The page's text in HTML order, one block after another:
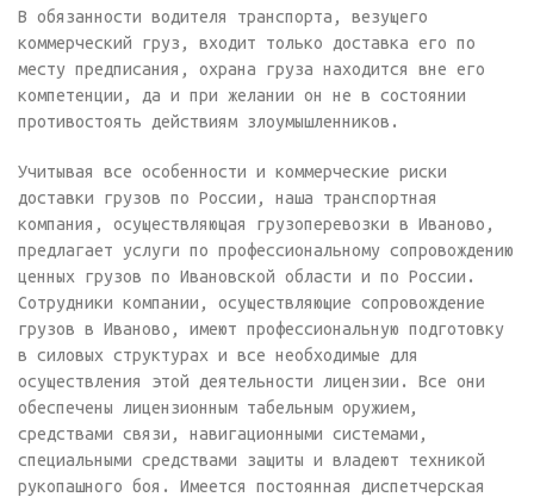
В обязанности водителя транспорта, везущего
коммерческий груз, входит только доставка его по
месту предписания, охрана груза находится вне его
компетенции, да и при желании он не в состоянии
противостоять действиям злоумышленников.
Учитывая все особенности и коммерческие риски
доставки грузов по России, наша транспортная
компания, осуществляющая грузоперевозки в Иваново,
предлагает услуги по профессиональному сопровождению
ценных грузов по Ивановской области и по России.
Сотрудники компании, осуществляющие сопровождение
грузов в Иваново, имеют профессиональную подготовку
в силовых структурах и все необходимые для
осуществления этой деятельности лицензии. Все они
обеспечены лицензионным табельным оружием,
средствами связи, навигационными системами,
специальными средствами защиты и владеют техникой
рукопашного боя. Имеется постоянная диспетчерская